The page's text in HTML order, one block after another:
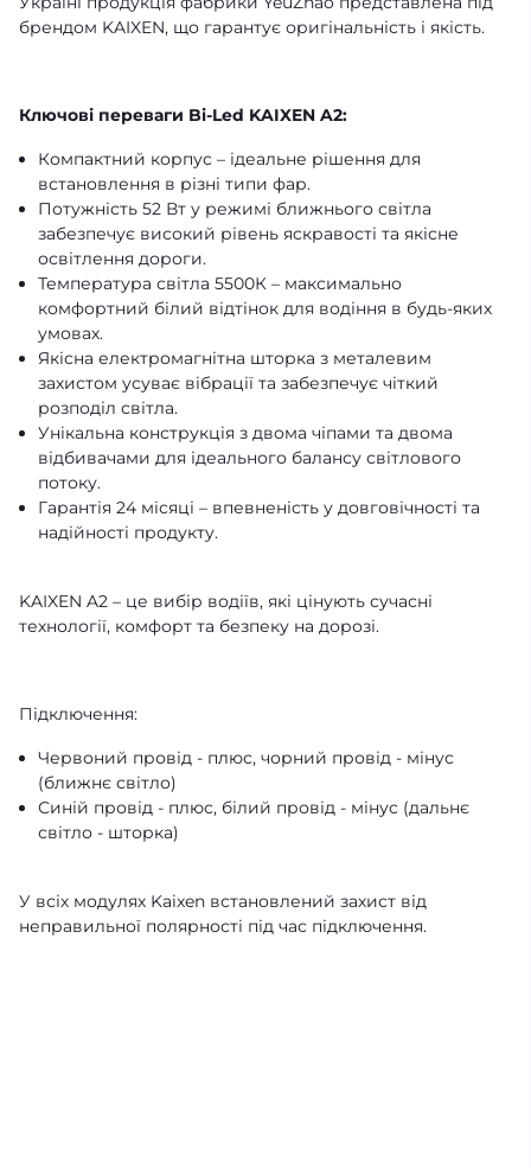
брендом KAIXEN, що гарантує оригінальність і якість.
Ключові переваги Bi-Led KAIXEN A2:
Компактний корпус – ідеальне рішення для
встановлення в різні типи фар.
Потужність 52 Вт у режимі ближнього світла
забезпечує високий рівень яскравості та якісне
освітлення дороги.
Температура світла 5500К – максимально
комфортний білий відтінок для водіння в будь-яких
умовах.
Якісна електромагнітна шторка з металевим
захистом усуває вібрації та забезпечує чіткий
розподіл світла.
Унікальна конструкція з двома чіпами та двома
відбивачами для ідеального балансу світлового
потоку.
Гарантія 24 місяці – впевненість у довговічності та
надійності продукту.
KAIXEN A2 – це вибір водіїв, які цінують сучасні
технології, комфорт та безпеку на дорозі.
Підключення:
Червоний провід - плюс, чорний провід - мінус
(ближнє світло)
Синій провід - плюс, білий провід - мінус (дальнє
світло - шторка)
У всіх модулях Kaixen встановлений захист від
неправильної полярності під час підключення.